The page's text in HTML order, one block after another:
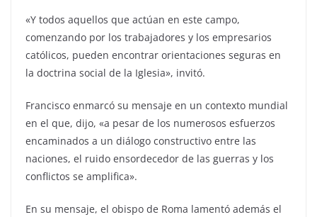
«Y todos aquellos que actúan en este campo,
comenzando por los trabajadores y los empresarios
católicos, pueden encontrar orientaciones seguras en
la doctrina social de la Iglesia», invitó.
Francisco enmarcó su mensaje en un contexto mundial
en el que, dijo, «a pesar de los numerosos esfuerzos
encaminados a un diálogo constructivo entre las
naciones, el ruido ensordecedor de las guerras y los
conflictos se amplifica».
En su mensaje, el obispo de Roma lamentó además el